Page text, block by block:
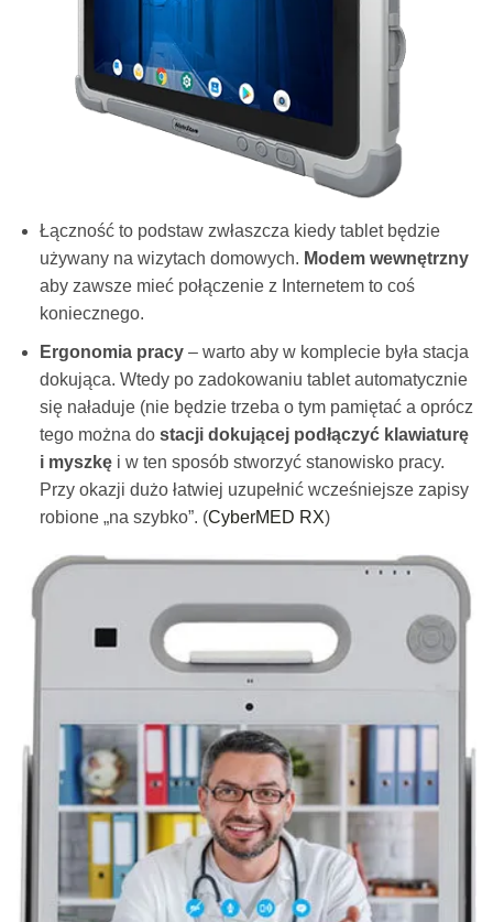
Łączność to podstaw zwłaszcza kiedy tablet będzie
używany na wizytach domowych. Modem wewnętrzny
aby zawsze mieć połączenie z Internetem to coś
koniecznego.
Ergonomia pracy– warto aby w komplecie była stacja
dokująca. Wtedy po zadokowaniu tablet automatycznie
się naładuje (nie będzie trzeba o tym pamiętać a oprócz
tego można do stacji dokującej podłączyć klawiaturę
i myszkęi w ten sposób stworzyć stanowisko pracy.
Przy okazji dużo łatwiej uzupełnić wcześniejsze zapisy
robione „na szybko”. (CyberMED RX)